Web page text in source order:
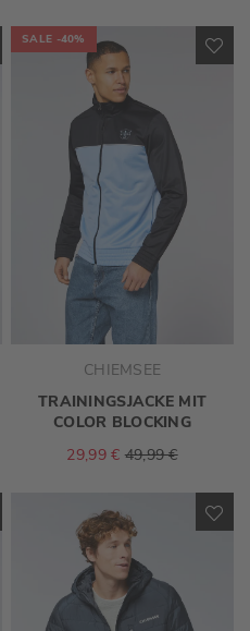
ZUR
WUNSCHLISTE
HINZUFÜGEN
SALE -40%
CHIEMSEE
TRAININGSJACKE MIT
COLOR BLOCKING
29,99 € 49,99 €
WUNSCHLISTE
HINZUFÜGEN